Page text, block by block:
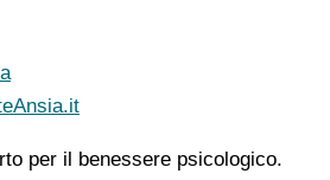
per il benessere psicologico.